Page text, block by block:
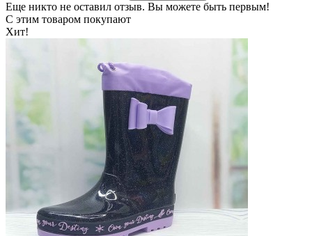
Еще никто не оставил отзыв. Вы можете быть первым!
С этим товаром покупают
Хит!